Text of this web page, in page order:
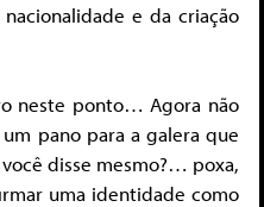
e da criação
neste ponto… Agora não
pano para a galera que
disse mesmo?… poxa,
uma identidade como